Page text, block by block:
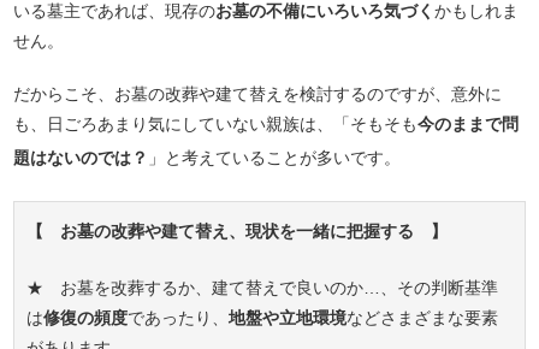
いる墓主であれば、現存のお墓の不備にいろいろ気づくかもしれま
せん。
だからこそ、お墓の改葬や建て替えを検討するのですが、意外に
も、日ごろあまり気にしていない親族は、「そもそも今のままで問
題はないのでは？ 」と考えていることが多いです。
【 お墓の改葬や建て替え、現状を一緒に把握する 】
★ お墓を改葬するか、建て替えで良いのか…、その判断基準
は修復の頻度であったり、地盤や立地環境などさまざまな要素